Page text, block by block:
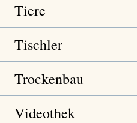
Tiere
Tischler
Trockenbau
Videothek